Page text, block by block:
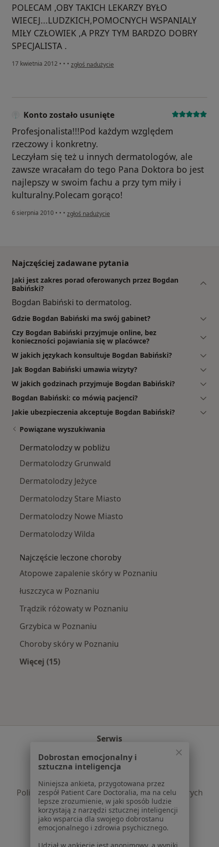
POLECAM ,OBY TAKICH LEKARZY BYŁO
WIECEJ...LUDZKICH,POMOCNYCH WSPANIALY
MIŁY CZŁOWIEK ,A PRZY TYM BARDZO DOBRY
SPECJALISTA .
17 kwietnia 2012 • • • w opinii użytkownika Konto zostało usunięte
zgłoś nadużycie
Konto zostało usunięte
Profesjonalista!!!Pod każdym względem
rzeczowy i konkretny.
Leczyłam się też u innych dermatologów, ale
zawsze wracałam do tego Pana Doktora bo jest
najlepszy w swoim fachu a przy tym miły i
kulturalny.Polecam gorąco!
6 sierpnia 2010 • • • w opinii użytkownika Konto zostało usunięte
zgłoś nadużycie
Najczęściej zadawane pytania
Jaki jest zakres porad oferowanych przez Bogdan
Babiński?
Bogdan Babiński to dermatolog.
Gdzie Bogdan Babiński ma swój gabinet?
Czy Bogdan Babiński przyjmuje online, bez
konieczności pojawiania się w placówce?
W jakich językach konsultuje Bogdan Babiński?
Jak Bogdan Babiński umawia wizyty?
W jakich godzinach przyjmuje Bogdan Babiński?
Bogdan Babiński: co mówią pacjenci?
Jakie ubezpieczenia akceptuje Bogdan Babiński?
Powiązane wyszukiwania
Dermatolodzy w pobliżu
Dermatolodzy Grunwald
Dermatolodzy Jeżyce
Dermatolodzy Stare Miasto
Dermatolodzy Nowe Miasto
Dermatolodzy Wilda
Najczęście leczone choroby
Atopowe zapalenie skóry w Poznaniu
łuszczyca w Poznaniu
Trądzik różowaty w Poznaniu
Grzybica w Poznaniu
Choroby skóry w Poznaniu
Więcej (15)
Serwis
Regulamin
Polityka prywatności pacjentów
Polityka prywatności profesjonalistów
Polityka prywatności dla profesjonalistów, których
dane pozyskaliśmy samodzielnie
Polityka cookies
Jak działają wyniki wyszukiwania
Dobrostan emocjonalny i
sztuczna inteligencja
Niniejsza ankieta, przygotowana przez
zespół Patient Care Doctoralia, ma na celu
lepsze zrozumienie, w jaki sposób ludzie
korzystają z narzędzi sztucznej inteligencji
jako wsparcia dla swojego dobrostanu
emocjonalnego i zdrowia psychicznego.